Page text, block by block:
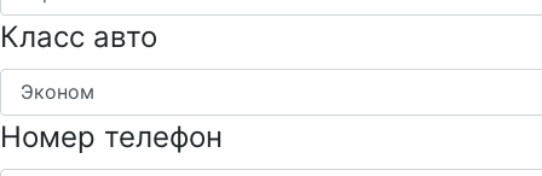
Класс авто
Номер телефон